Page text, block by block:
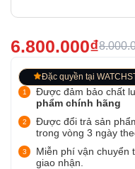
6.800.000₫
Đặc quyền tại
Được đảm bảo chất
phẩm chính hãng
Được đổi trả sản
trong vòng 3 ngày
Miễn phí vận chuyển
giao nhận.